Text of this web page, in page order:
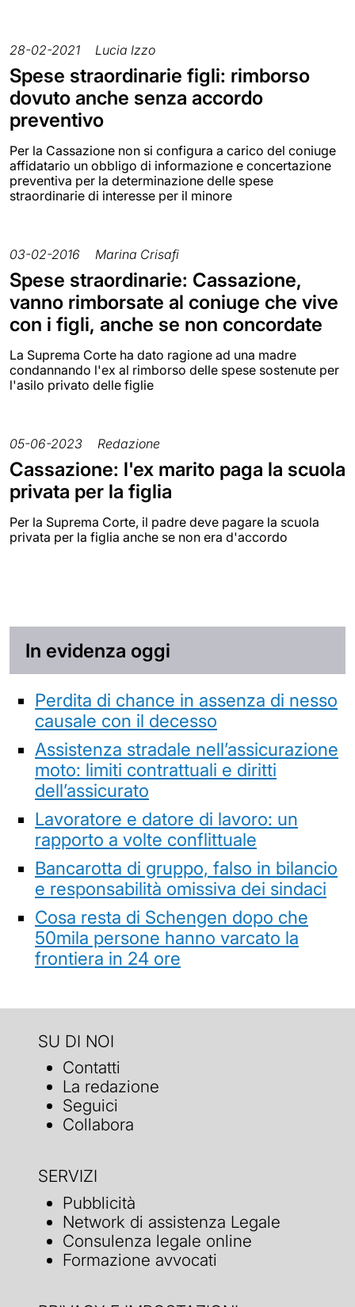
28-02-2021 Lucia Izzo
Spese straordinarie figli: rimborso
dovuto anche senza accordo
preventivo
Per la Cassazione non si configura a carico del coniuge
affidatario un obbligo di informazione e concertazione
preventiva per la determinazione delle spese
straordinarie di interesse per il minore
03-02-2016 Marina Crisafi
Spese straordinarie: Cassazione,
vanno rimborsate al coniuge che vive
con i figli, anche se non concordate
La Suprema Corte ha dato ragione ad una madre
condannando l'ex al rimborso delle spese sostenute per
l'asilo privato delle figlie
05-06-2023 Redazione
Cassazione: l'ex marito paga la scuola
privata per la figlia
Per la Suprema Corte, il padre deve pagare la scuola
privata per la figlia anche se non era d'accordo
In evidenza oggi
Perdita di chance in assenza di nesso
causale con il decesso
Assistenza stradale nell’assicurazione
moto: limiti contrattuali e diritti
dell’assicurato
Lavoratore e datore di lavoro: un
rapporto a volte conflittuale
Bancarotta di gruppo, falso in bilancio
e responsabilità omissiva dei sindaci
Cosa resta di Schengen dopo che
50mila persone hanno varcato la
frontiera in 24 ore
SU DI NOI
Contatti
La redazione
Seguici
Collabora
SERVIZI
Pubblicità
Network di assistenza Legale
Consulenza legale online
Formazione avvocati